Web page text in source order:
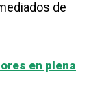
de
en plena